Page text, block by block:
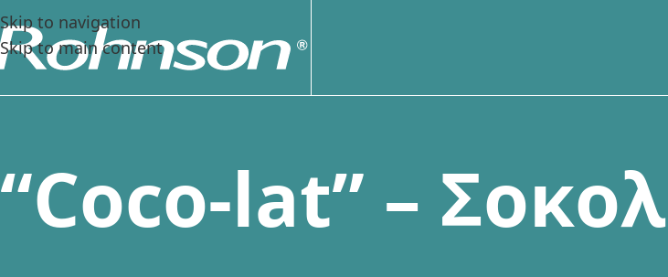
Skip to navigation
Skip to main content
“Coco-lat” – Σοκολ